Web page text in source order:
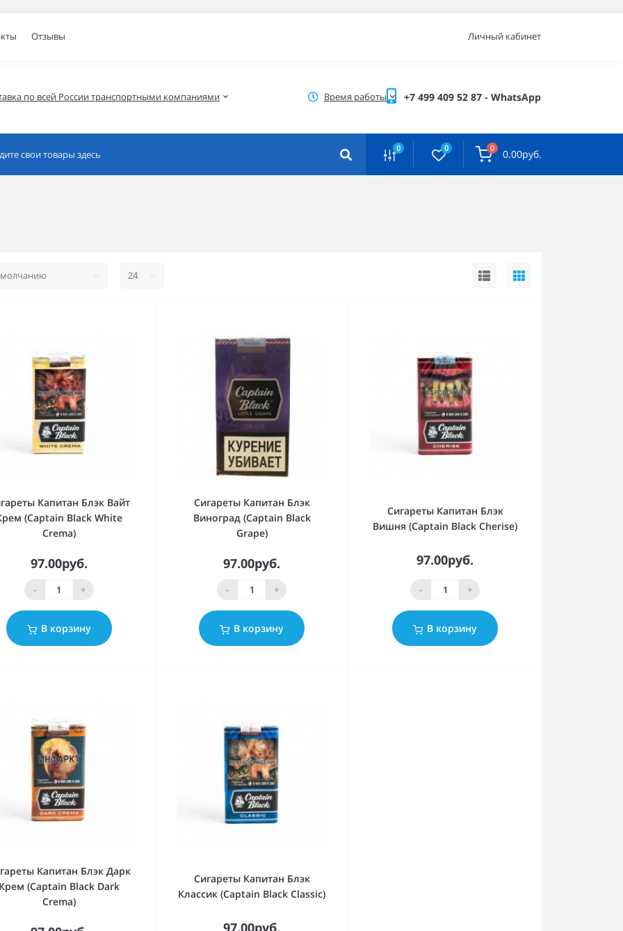
Отзывы Личный кабинет
по всей России транспортными компаниями Время работы +7 499 409 52 87 - WhatsApp
0 0 0 0.00руб.
Капитан Блэк Вайт
(Captain Black White
Crema)
97.00руб.
- +
В корзину
Сигареты Капитан Блэк
Виноград (Captain Black
Grape)
97.00руб.
- +
В корзину
Сигареты Капитан Блэк
Вишня (Captain Black Cherise)
97.00руб.
- +
В корзину
Капитан Блэк Дарк
Крем (Captain Black Dark
Crema)
Сигареты Капитан Блэк
Классик (Captain Black Classic)